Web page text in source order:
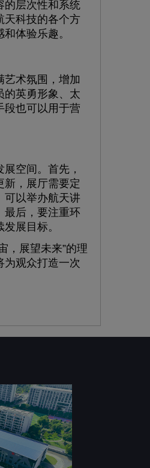
的层次性和系统
天科技的各个方
体验乐趣。
术氛围，增加
的英勇形象、太
段也可以用于营
空间。首先，
新，展厅需要定
可以举办航天讲
最后，要注重环
展目标。
展望未来”的理
为观众打造一次